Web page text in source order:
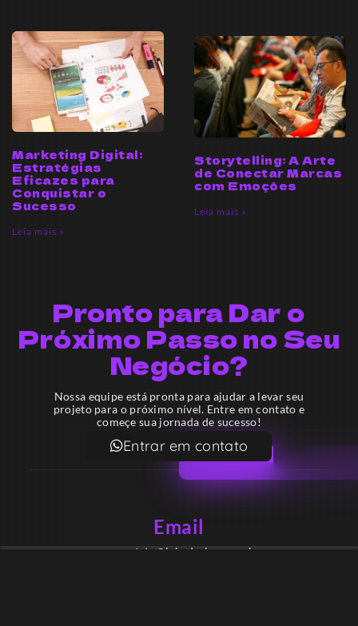
Marketing Digital:
Estratégias
Eficazes para
Conquistar o
Sucesso
Leia mais »
Storytelling: A Arte
de Conectar Marcas
com Emoções
Leia mais »
Pronto para Dar o
Próximo Passo no Seu
Negócio?
Nossa equipe está pronta para ajudar a levar seu
projeto para o próximo nível. Entre em contato e
começe sua jornada de sucesso!
Entrar em contato
Email
contato@lekodesign.com.br